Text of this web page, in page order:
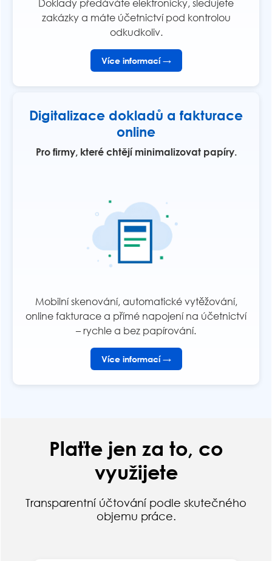
Doklady předáváte elektronicky, sledujete
zakázky a máte účetnictví pod kontrolou
odkudkoliv.
Více informací →
Digitalizace dokladů a fakturace
online
Pro firmy, které chtějí minimalizovat papíry.
Mobilní skenování, automatické vytěžování,
online fakturace a přímé napojení na účetnictví
– rychle a bez papírování.
Více informací →
Plaťte jen za to, co
využijete
Transparentní účtování podle skutečného
objemu práce.